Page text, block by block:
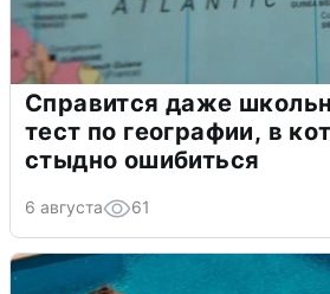
Справится даже
тест по географии, в
стыдно ошибиться
6 августа 61